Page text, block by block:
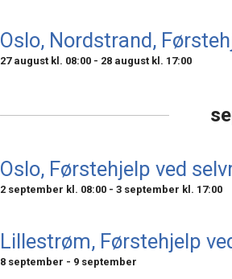
Oslo, Nordstrand,
27 august kl. 08:00 - 28 august kl. 17:00
Oslo, Førstehjelp ved
2 september kl. 08:00 - 3 september kl. 17:00
Lillestrøm, Førstehjelp
8 september - 9 september